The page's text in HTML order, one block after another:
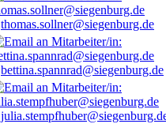
thomas.sollner@siegenburg.de
bettina.spannrad@siegenburg.de